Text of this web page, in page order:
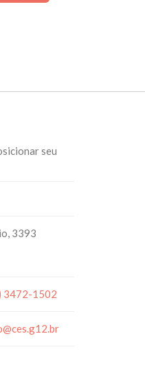
seu
3393
3472-1502
@ces.g12.br